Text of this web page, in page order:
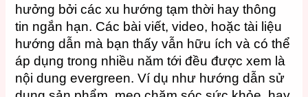
hưởng bởi các xu hướng tạm thời hay thông
tin ngắn hạn. Các bài viết, video, hoặc tài liệu
hướng dẫn mà bạn thấy vẫn hữu ích và có thể
áp dụng trong nhiều năm tới đều được xem là
nội dung evergreen. Ví dụ như hướng dẫn sử